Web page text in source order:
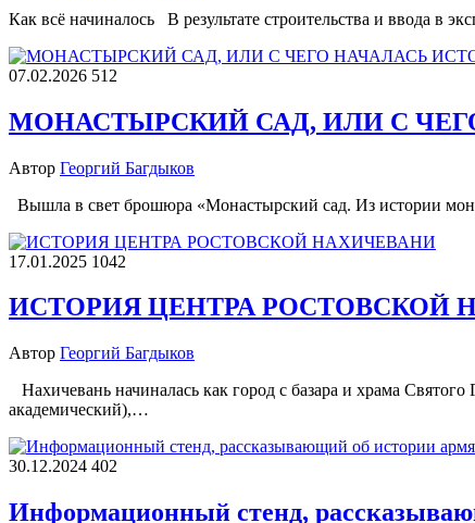
Как всё начиналось В результате строительства и ввода в
07.02.2026 512
МОНАСТЫРСКИЙ САД, ИЛИ С
Автор Георгий Багдыков
Вышла в свет брошюра «Монастырский сад. Из истории
17.01.2025 1042
ИСТОРИЯ ЦЕНТРА РОСТОВСКОЙ
Автор Георгий Багдыков
Нахичевань начиналась как город с базара и храма
академический),…
30.12.2024 402
Информационный стенд,